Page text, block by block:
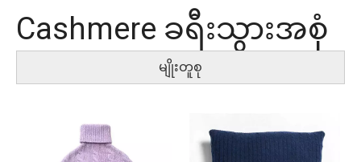
Cashmere ခရီးသွားအစုံ
မျိုးတူစု